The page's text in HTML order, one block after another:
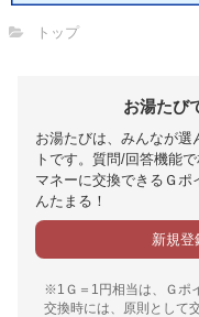
トップ
お湯たび
お湯たびは、みんなが選
トです。質問/回答機能
マネーに交換できるＧポ
んたまる！
新規登
※1Ｇ＝1円相当は、Ｇポ
交換時には、原則として